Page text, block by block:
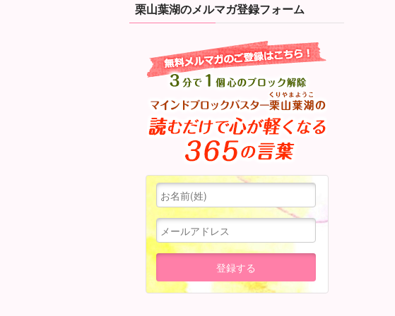
栗山葉湖のメルマガ登録フォーム